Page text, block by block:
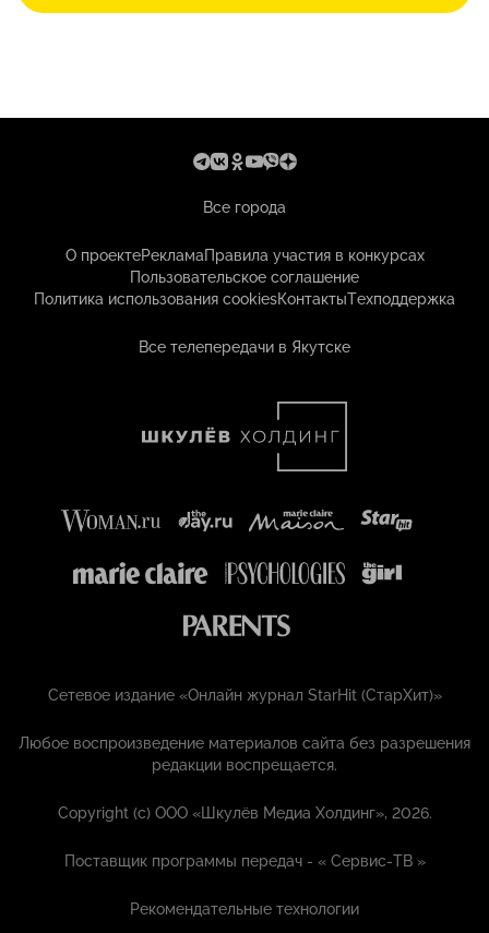
Все города
О проектеРекламаПравила участия в конкурсах
Пользовательское соглашение
Политика использования cookiesКонтактыТехподдержка
Все телепередачи в Якутске
Сетевое издание «Онлайн журнал StarHit (СтарХит)»
Любое воспроизведение материалов сайта без разрешения
редакции воспрещается.
Copyright (с) ООО «Шкулёв Медиа Холдинг», 2026.
Поставщик программы передач - «Сервис-ТВ »
Рекомендательные технологии